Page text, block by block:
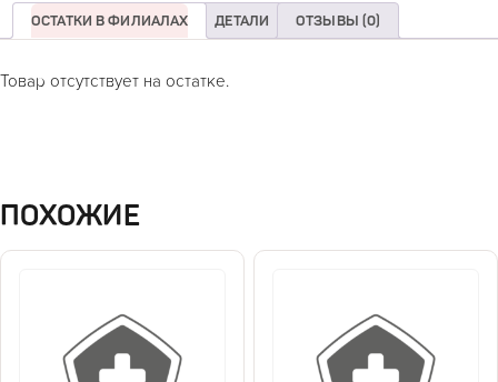
ОСТАТКИ В ФИЛИАЛАХ ДЕТАЛИ ОТЗЫВЫ (0)
Товар отсутствует на остатке.
ПОХОЖИЕ